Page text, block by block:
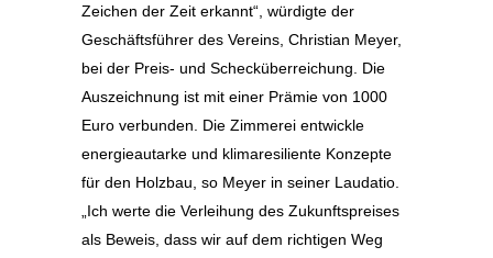
Zeichen der Zeit erkannt“, würdigte der
Geschäftsführer des Vereins, Christian Meyer,
bei der Preis- und Schecküberreichung. Die
Auszeichnung ist mit einer Prämie von 1000
Euro verbunden. Die Zimmerei entwickle
energieautarke und klimaresiliente Konzepte
für den Holzbau, so Meyer in seiner Laudatio.
„Ich werte die Verleihung des Zukunftspreises
als Beweis, dass wir auf dem richtigen Weg